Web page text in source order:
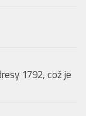
1792, což je